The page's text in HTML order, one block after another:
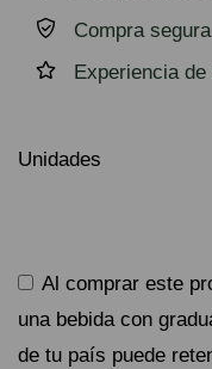
Compra segura
Experiencia
Unidades
Al comprar este
una bebida con
de tu país puede